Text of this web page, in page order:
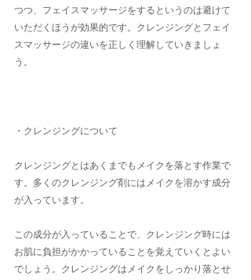
つつ、フェイスマッサージをするというのは避けて
いただくほうが効果的です。クレンジングとフェイ
スマッサージの違いを正しく理解していきましょ
う。
・クレンジングについて
クレンジングとはあくまでもメイクを落とす作業で
す。多くのクレンジング剤にはメイクを溶かす成分
が入っています。
この成分が入っていることで、クレンジング時には
お肌に負担がかかっていることを覚えていくとよい
でしょう。クレンジングはメイクをしっかり落とせ